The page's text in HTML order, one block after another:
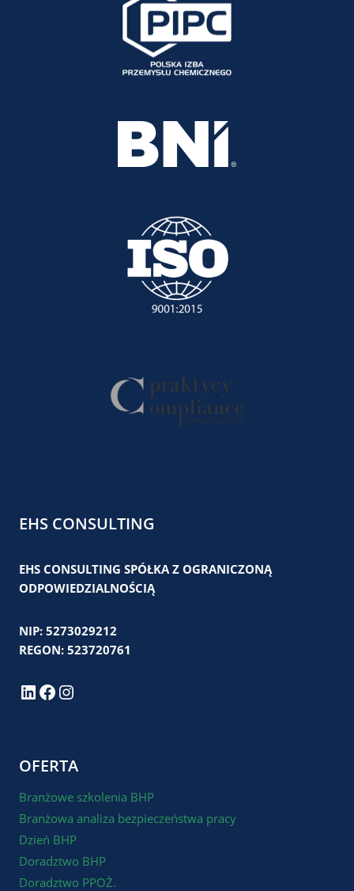
EHS CONSULTING
EHS CONSULTING SPÓŁKA Z OGRANICZONĄ
ODPOWIEDZIALNOŚCIĄ
NIP: 5273029212
REGON: 523720761
LinkedIn
Facebook
Instagram
OFERTA
Branżowe szkolenia BHP
Branżowa analiza bezpieczeństwa pracy
Dzień BHP
Doradztwo BHP
Doradztwo PPOŻ.